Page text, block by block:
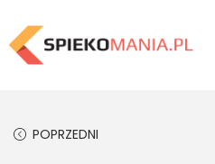
POPRZEDNI